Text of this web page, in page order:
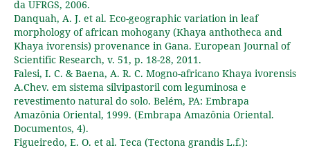
da UFRGS, 2006.
Danquah, A. J. et al. Eco-geographic variation in leaf
morphology of african mohogany (Khaya anthotheca and
Khaya ivorensis) provenance in Gana. European Journal of
Scientific Research, v. 51, p. 18-28, 2011.
Falesi, I. C. & Baena, A. R. C. Mogno-africano Khaya ivorensis
A.Chev. em sistema silvipastoril com leguminosa e
revestimento natural do solo. Belém, PA: Embrapa
Amazônia Oriental, 1999. (Embrapa Amazônia Oriental.
Documentos, 4).
Figueiredo, E. O. et al. Teca (Tectona grandis L.f.):